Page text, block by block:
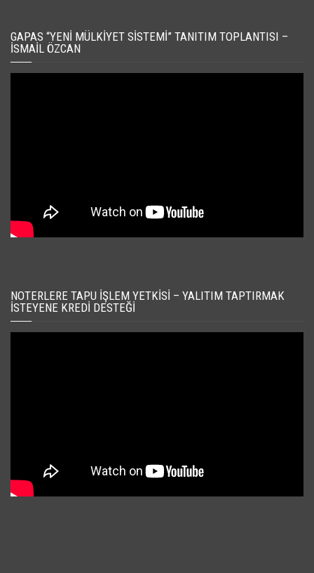
GAPAS “YENI MÜLKIYET SISTEMI” TANITIM TOPLANTISI –
İSMAIL ÖZCAN
NOTERLERE TAPU İŞLEM YETKISI – YALITIM TAPTIRMAK
İSTEYENE KREDI DESTEĞI